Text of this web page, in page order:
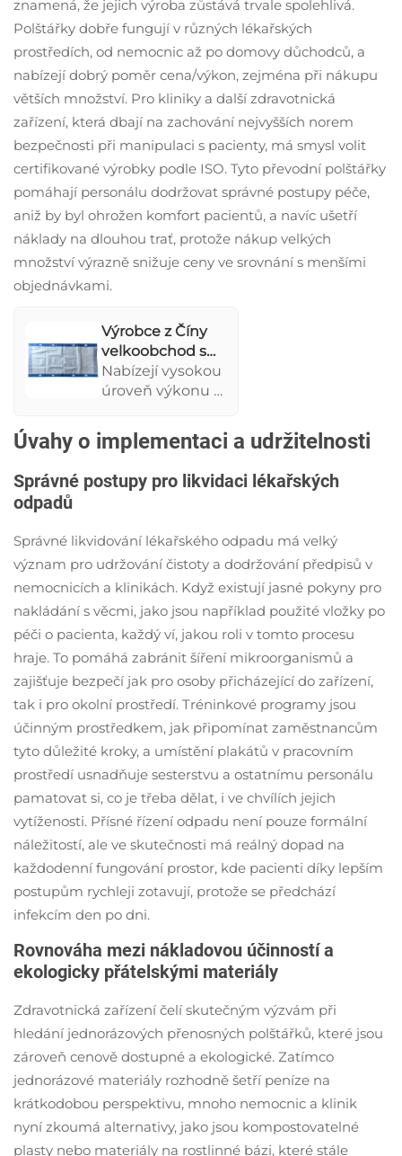
pacientů. Ideální
pro nemocnice,
operace,
přepravní vozidla
a starost o
seniory, zajistí
hygienický a
hladký přenos
pacientů.
znamená, že jejich výroba zůstává trvale spolehlivá.
Polštářky dobře fungují v různých lékařských
prostředích, od nemocnic až po domovy důchodců, a
nabízejí dobrý poměr cena/výkon, zejména při nákupu
větších množství. Pro kliniky a další zdravotnická
zařízení, která dbají na zachování nejvyšších norem
bezpečnosti při manipulaci s pacienty, má smysl volit
certifikované výrobky podle ISO. Tyto převodní polštářky
pomáhají personálu dodržovat správné postupy péče,
aniž by byl ohrožen komfort pacientů, a navíc ušetří
náklady na dlouhou trať, protože nákup velkých
množství výrazně snižuje ceny ve srovnání s menšími
objednávkami.
Výrobce z Číny
velkoobchod s
vysokou kvalitou
jednorázovým pp
přenosovým
polštářem pro
Nabízejí vysokou
úroveň výkonu a
neotěrovatelné
přenosové
polštíčky z PP
jsou v souladu s
různé
zdravotnické
prostředí. Jejich
design a
dodržování
předpisů zajišťují
kvalitní praxe
péče o pacienty
a pomáhají
zařízením
dosáhnout
vynikající
hodnoty
zdravotní péče.
Úvahy o implementaci a udržitelnosti
Správné postupy pro likvidaci lékařských
odpadů
Správné likvidování lékařského odpadu má velký
význam pro udržování čistoty a dodržování předpisů v
nemocnicích a klinikách. Když existují jasné pokyny pro
nakládání s věcmi, jako jsou například použité vložky po
péči o pacienta, každý ví, jakou roli v tomto procesu
hraje. To pomáhá zabránit šíření mikroorganismů a
zajišťuje bezpečí jak pro osoby přicházející do zařízení,
tak i pro okolní prostředí. Tréninkové programy jsou
účinným prostředkem, jak připomínat zaměstnancům
tyto důležité kroky, a umístění plakátů v pracovním
prostředí usnadňuje sesterstvu a ostatnímu personálu
pamatovat si, co je třeba dělat, i ve chvílích jejich
vytíženosti. Přísné řízení odpadu není pouze formální
náležitostí, ale ve skutečnosti má reálný dopad na
každodenní fungování prostor, kde pacienti díky lepším
postupům rychleji zotavují, protože se předchází
infekcím den po dni.
Rovnováha mezi nákladovou účinností a
ekologicky přátelskými materiály
Zdravotnická zařízení čelí skutečným výzvám při
hledání jednorázových přenosných polštářků, které jsou
zároveň cenově dostupné a ekologické. Zatímco
jednorázové materiály rozhodně šetří peníze na
krátkodobou perspektivu, mnoho nemocnic a klinik
nyní zkoumá alternativy, jako jsou kompostovatelné
plasty nebo materiály na rostlinné bázi, které stále